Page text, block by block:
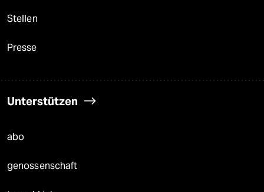
Stellen
Presse
Unterstützen
abo
genossenschaft